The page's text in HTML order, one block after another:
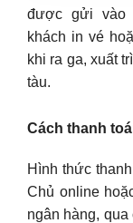
được gửi vào
khách in vé
khi ra ga, xuất
tàu.
Cách thanh
Hình thức
Chủ online
ngân hàng, qua